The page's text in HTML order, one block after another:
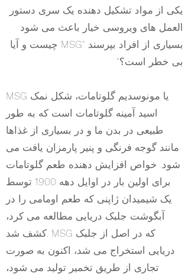
یکی از مواد تشکیل دهنده یک سری دستور
العمل های ویروسی خیار باعث می شود
بسیاری از افراد بپرسند "MSG چیست و آیا
بی خطر است؟"
MSG یا مونوسدیم گلوتامات، شکل نمک
اسید آمینه گلوتامات است که به طور
طبیعی در بدن ما و در بسیاری از غذاها
مانند گوجه فرنگی و پنیر پارمزان یافت می
شود. خواص افزایش دهنده طعم گلوتامات
برای اولین بار در اوایل دهه 1900 توسط
یک شیمیدان ژاپنی که طعم اومامی را در
آبگوشت جلبک دریایی مطالعه می کرد،
کشف شد. MSG که در اصل از جلبک
دریایی استخراج می شد، اکنون به صورت
تجاری از طریق تخمیر تولید می شود،